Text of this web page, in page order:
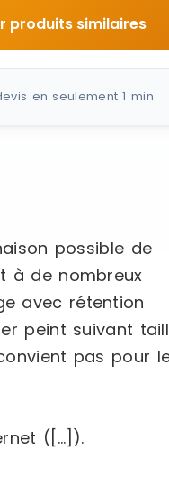
produits similaires
en seulement 1 min
possible de
à de nombreux
avec rétention
peint suivant
pas pour
([…]).